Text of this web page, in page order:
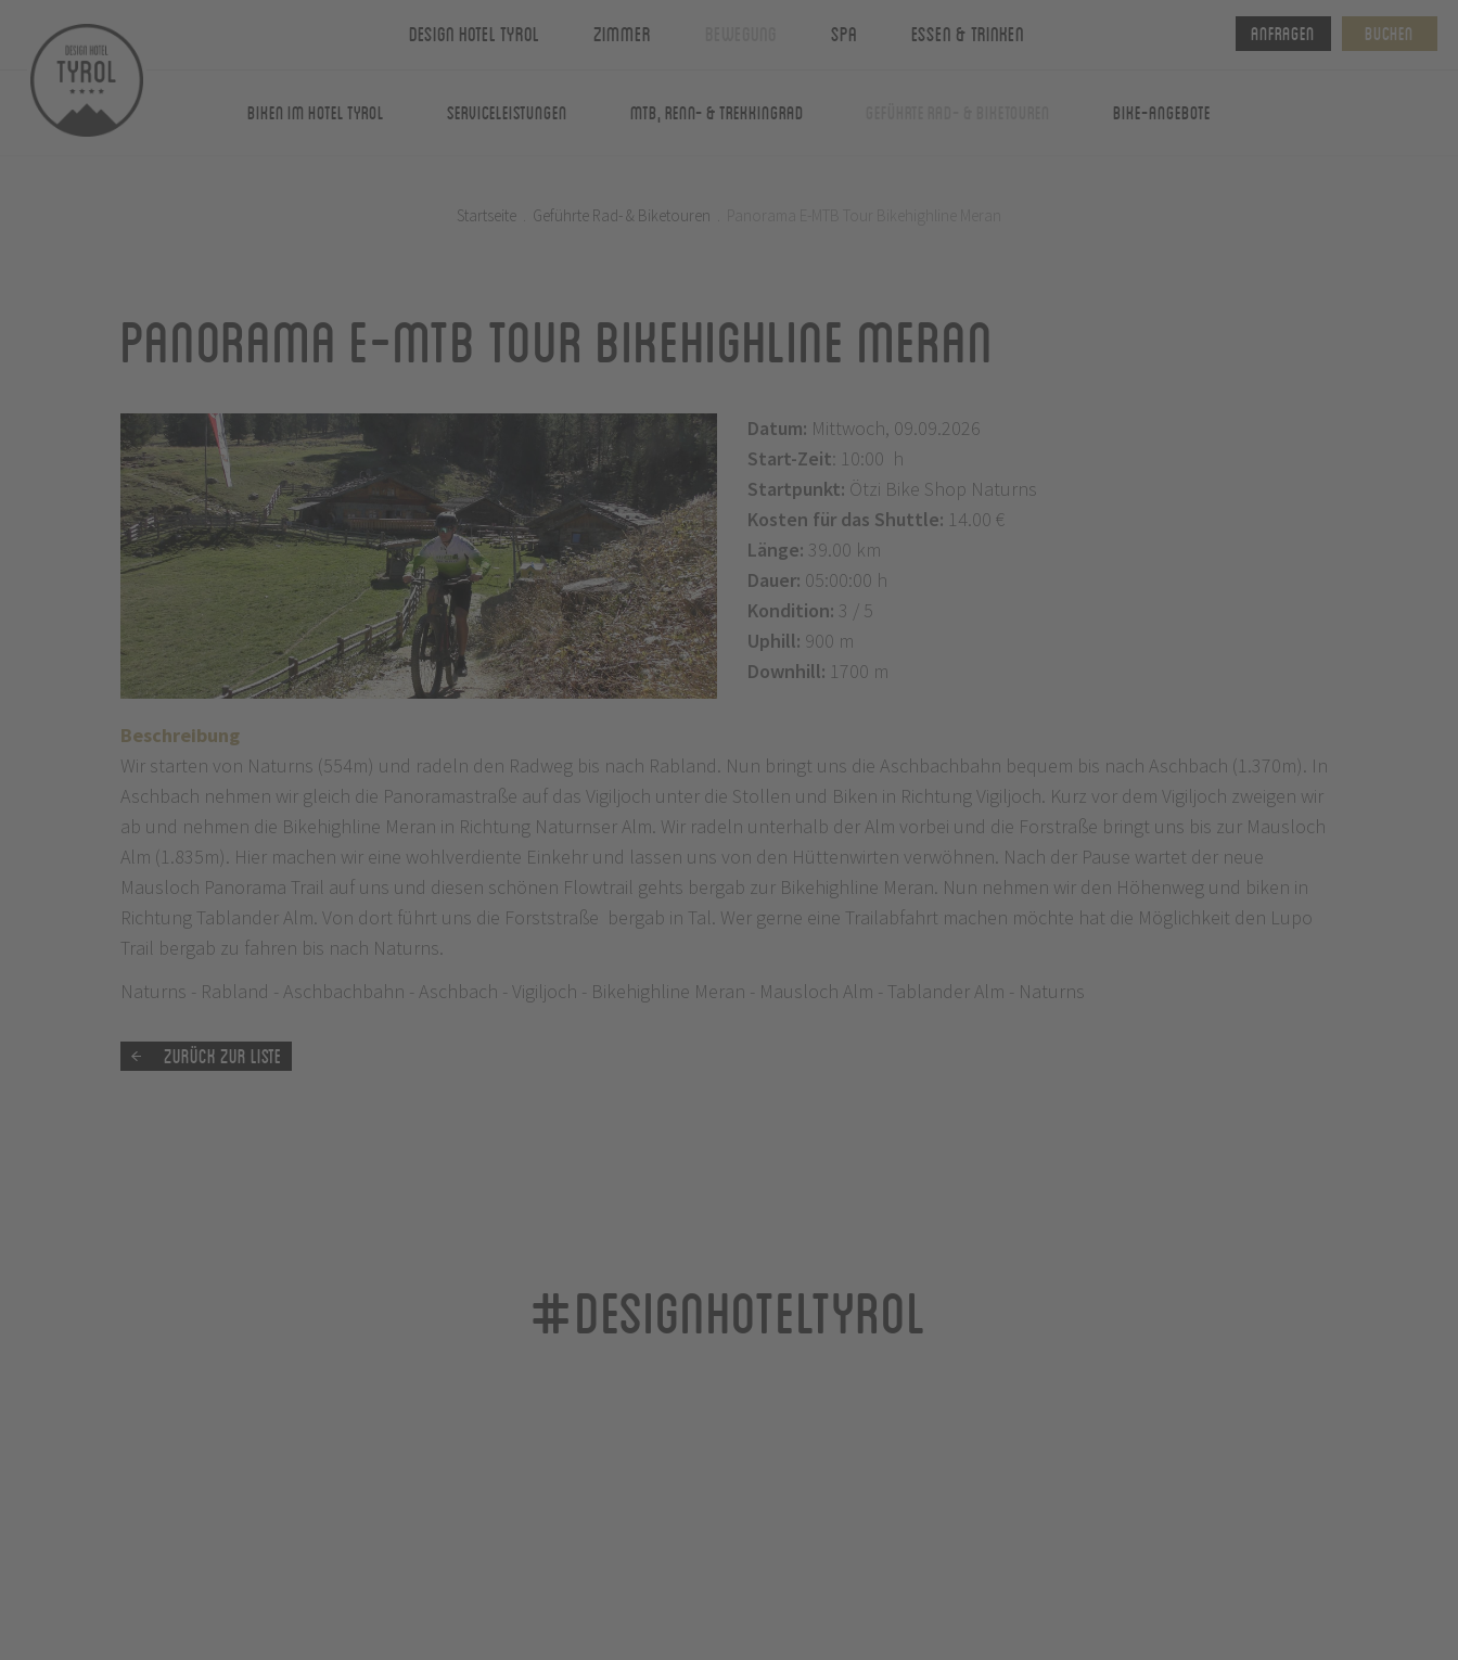
Anfragen Buchen
Design Hotel Tyrol Zimmer Spa Essen & Trinken
Biken im Hotel Tyrol Serviceleistungen MTB, Renn- & Trekkingrad Bike-Angebote
Startseite Geführte Rad- & Biketouren
Panorama E-MTB Tour Bikehighline Meran
Datum: Mittwoch, 09.09.2026
Start-Zeit: 10:00 h
Startpunkt: Ötzi Bike Shop Naturns
Kosten für das Shuttle: 14.00 €
Länge: 39.00 km
Dauer: 05:00:00 h
Kondition: 3 / 5
Uphill: 900 m
Downhill: 1700 m
Beschreibung
Wir starten von Naturns (554m) und radeln den Radweg bis nach Rabland. Nun bringt uns die Aschbachbahn bequem bis nach Aschbach (1.370m). In
Aschbach nehmen wir gleich die Panoramastraße auf das Vigiljoch unter die Stollen und Biken in Richtung Vigiljoch. Kurz vor dem Vigiljoch zweigen wir
ab und nehmen die Bikehighline Meran in Richtung Naturnser Alm. Wir radeln unterhalb der Alm vorbei und die Forstraße bringt uns bis zur Mausloch
Alm (1.835m). Hier machen wir eine wohlverdiente Einkehr und lassen uns von den Hüttenwirten verwöhnen. Nach der Pause wartet der neue
Mausloch Panorama Trail auf uns und diesen schönen Flowtrail gehts bergab zur Bikehighline Meran. Nun nehmen wir den Höhenweg und biken in
Richtung Tablander Alm. Von dort führt uns die Forststraße bergab in Tal. Wer gerne eine Trailabfahrt machen möchte hat die Möglichkeit den Lupo
Trail bergab zu fahren bis nach Naturns.
Naturns - Rabland - Aschbachbahn - Aschbach - Vigiljoch - Bikehighline Meran - Mausloch Alm - Tablander Alm - Naturns
Zurück zur Liste
#designhoteltyrol